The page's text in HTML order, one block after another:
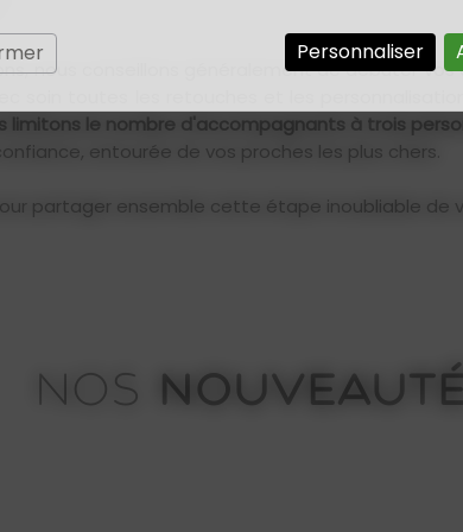
Personnaliser
nous conseillons généralement de débuter
soin toutes les retouches et les
limitons le nombre d'accompagnants à trois
entourée de vos proches les plus chers.
partager ensemble cette étape inoubliable de
NOS